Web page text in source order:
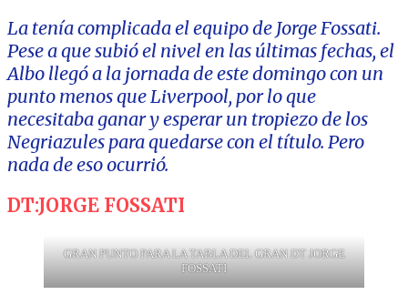
La tenía complicada el equipo de Jorge Fossati.
Pese a que subió el nivel en las últimas fechas, el
Albo llegó a la jornada de este domingo con un
punto menos que Liverpool, por lo que
necesitaba ganar y esperar un tropiezo de los
Negriazules para quedarse con el título. Pero
nada de eso ocurrió.
DT:JORGE FOSSATI
GRAN PUNTO PARA LA TABLA DEL GRAN DT JORGE
FOSSATI